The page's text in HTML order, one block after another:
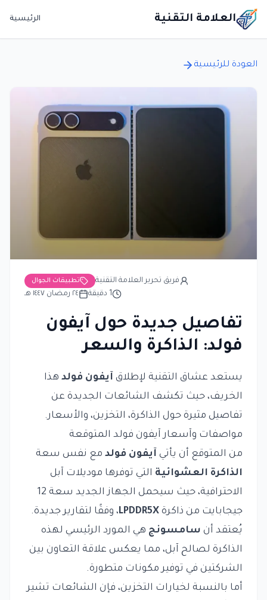
العلامة التقنية الرئيسية
العودة للرئيسية
تطبيقات الجوال
فريق تحرير العلامة التقنية
٢٤ رمضان ١٤٤٧ هـ
1 دقيقة
تفاصيل جديدة حول آيفون
فولد: الذاكرة والسعر
يستعد عشاق التقنية لإطلاق آيفون فولد هذا
الخريف، حيث تكشف الشائعات الجديدة عن
تفاصيل مثيرة حول الذاكرة، التخزين، والأسعار.
مواصفات وآسعار آيفون فولد المتوقعة
من المتوقع أن يأتي آيفون فولد مع نفس سعة
الذاكرة العشوائية التي توفرها موديلات آبل
الاحترافية، حيث سيحمل الجهاز الجديد سعة 12
جيجابايت من ذاكرة LPDDR5X، وفقًا لتقارير جديدة.
يُعتقد أن سامسونج هي المورد الرئيسي لهذه
الذاكرة لصالح آبل، مما يعكس علاقة التعاون بين
الشركتين في توفير مكونات متطورة.
أما بالنسبة لخيارات التخزين، فإن الشائعات تشير